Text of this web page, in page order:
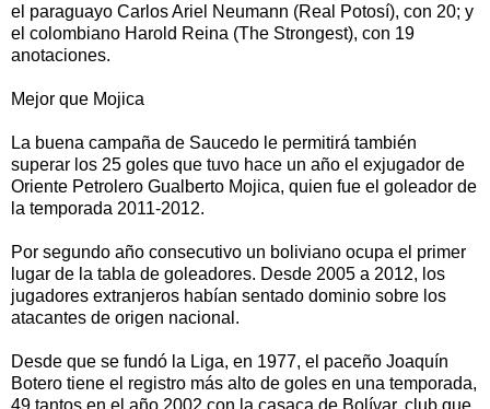
el paraguayo Carlos Ariel Neumann (Real Potosí), con 20; y
el colombiano Harold Reina (The Strongest), con 19
anotaciones.
Mejor que Mojica
La buena campaña de Saucedo le permitirá también
superar los 25 goles que tuvo hace un año el exjugador de
Oriente Petrolero Gualberto Mojica, quien fue el goleador de
la temporada 2011-2012.
Por segundo año consecutivo un boliviano ocupa el primer
lugar de la tabla de goleadores. Desde 2005 a 2012, los
jugadores extranjeros habían sentado dominio sobre los
atacantes de origen nacional.
Desde que se fundó la Liga, en 1977, el paceño Joaquín
Botero tiene el registro más alto de goles en una temporada,
49 tantos en el año 2002 con la casaca de Bolívar, club que